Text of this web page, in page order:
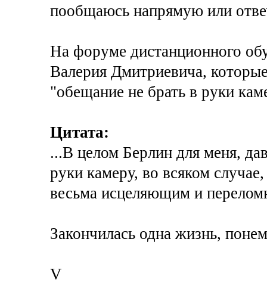
пообщаюсь напрямую или
На форуме дистанционного
Валерия Дмитриевича,
"обещание не брать в руки
Цитата:
...В целом Берлин для меня,
руки камеру, во всяком
весьма исцеляющим и
Закончилась одна жизнь,
V